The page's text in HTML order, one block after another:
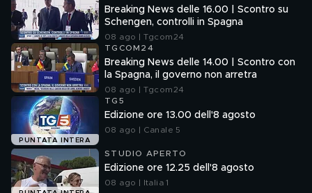
Breaking News delle 16.00 | Scontro su
Schengen, controlli in Spagna
08 ago | Tgcom24
TGCOM24
Breaking News delle 14.00 | Scontro con
la Spagna, il governo non arretra
08 ago | Tgcom24
PUNTATA INTERA
TG5
Edizione ore 13.00 dell'8 agosto
08 ago | Canale 5
STUDIO APERTO
Edizione ore 12.25 dell'8 agosto
08 ago | Italia 1